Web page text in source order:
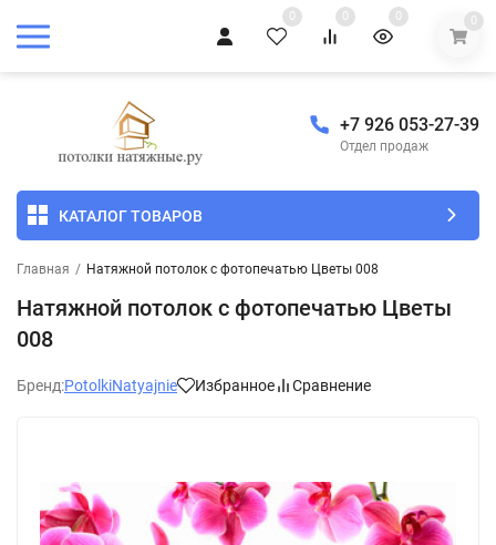
0 0 0 0
+7 926 053-27-39
Отдел продаж
КАТАЛОГ ТОВАРОВ
Главная / Натяжной потолок с фотопечатью Цветы 008
Натяжной потолок с фотопечатью Цветы
008
Бренд:PotolkiNatyajnie Избранное Сравнение